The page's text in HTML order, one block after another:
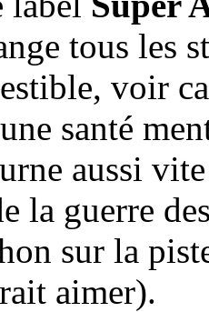
tous les
voir
santé
aussi
la guerre
sur la
aimer).